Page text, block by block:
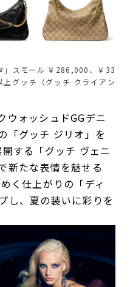
」スモール ￥286,000、￥33
グッチ（グッチ クライアン
ウォッシュドGGデニ
「グッチ ジリオ」を
する「グッチ ヴェニ
新たな表情を魅せる
く仕上がりの「ディ
し、夏の装いに彩りを